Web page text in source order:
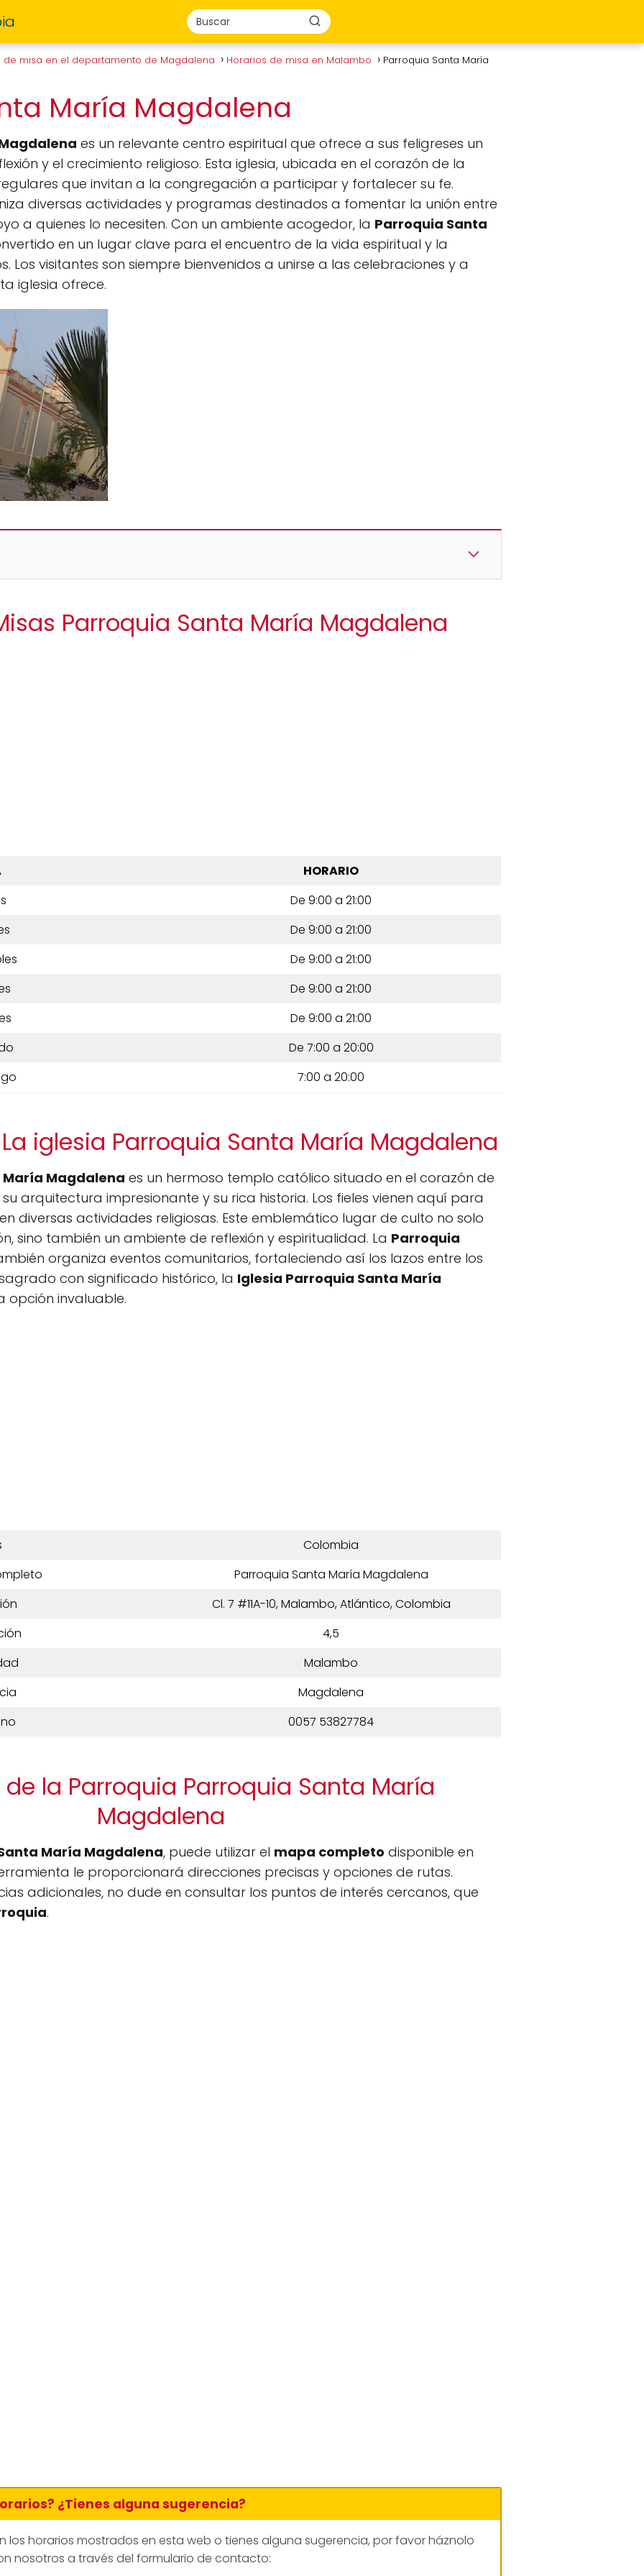
de misa en el departamento de Magdalena Horarios de misa en Malambo
Parroquia Santa María
María Magdalena
es un relevante centro espiritual que ofrece a sus feligreses un
y el crecimiento religioso. Esta iglesia, ubicada en el corazón de la
que invitan a la congregación a participar y fortalecer su fe.
diversas actividades y programas destinados a fomentar la unión entre
a quienes lo necesiten. Con un ambiente acogedor, la Parroquia Santa
en un lugar clave para el encuentro de la vida espiritual y la
Los visitantes son siempre bienvenidos a unirse a las celebraciones y a
iglesia ofrece.
Parroquia Santa María Magdalena
HORARIO
De 9:00 a 21:00
De 9:00 a 21:00
De 9:00 a 21:00
De 9:00 a 21:00
De 9:00 a 21:00
De 7:00 a 20:00
7:00 a 20:00
iglesia Parroquia Santa María Magdalena
Magdalena es un hermoso templo católico situado en el corazón de
arquitectura impresionante y su rica historia. Los fieles vienen aquí para
diversas actividades religiosas. Este emblemático lugar de culto no solo
sino también un ambiente de reflexión y espiritualidad. La Parroquia
organiza eventos comunitarios, fortaleciendo así los lazos entre los
con significado histórico, la Iglesia Parroquia Santa María
opción invaluable.
Colombia
Parroquia Santa María Magdalena
Cl. 7 #11A-10, Malambo, Atlántico, Colombia
4,5
Malambo
Magdalena
0057 53827784
la Parroquia Parroquia Santa María
Magdalena
María Magdalena, puede utilizar el mapa completo disponible en
le proporcionará direcciones precisas y opciones de rutas.
adicionales, no dude en consultar los puntos de interés cercanos, que
.
¿Tienes alguna sugerencia?
los horarios mostrados en esta web o tienes alguna sugerencia, por favor háznolo
nosotros a través del formulario de contacto: